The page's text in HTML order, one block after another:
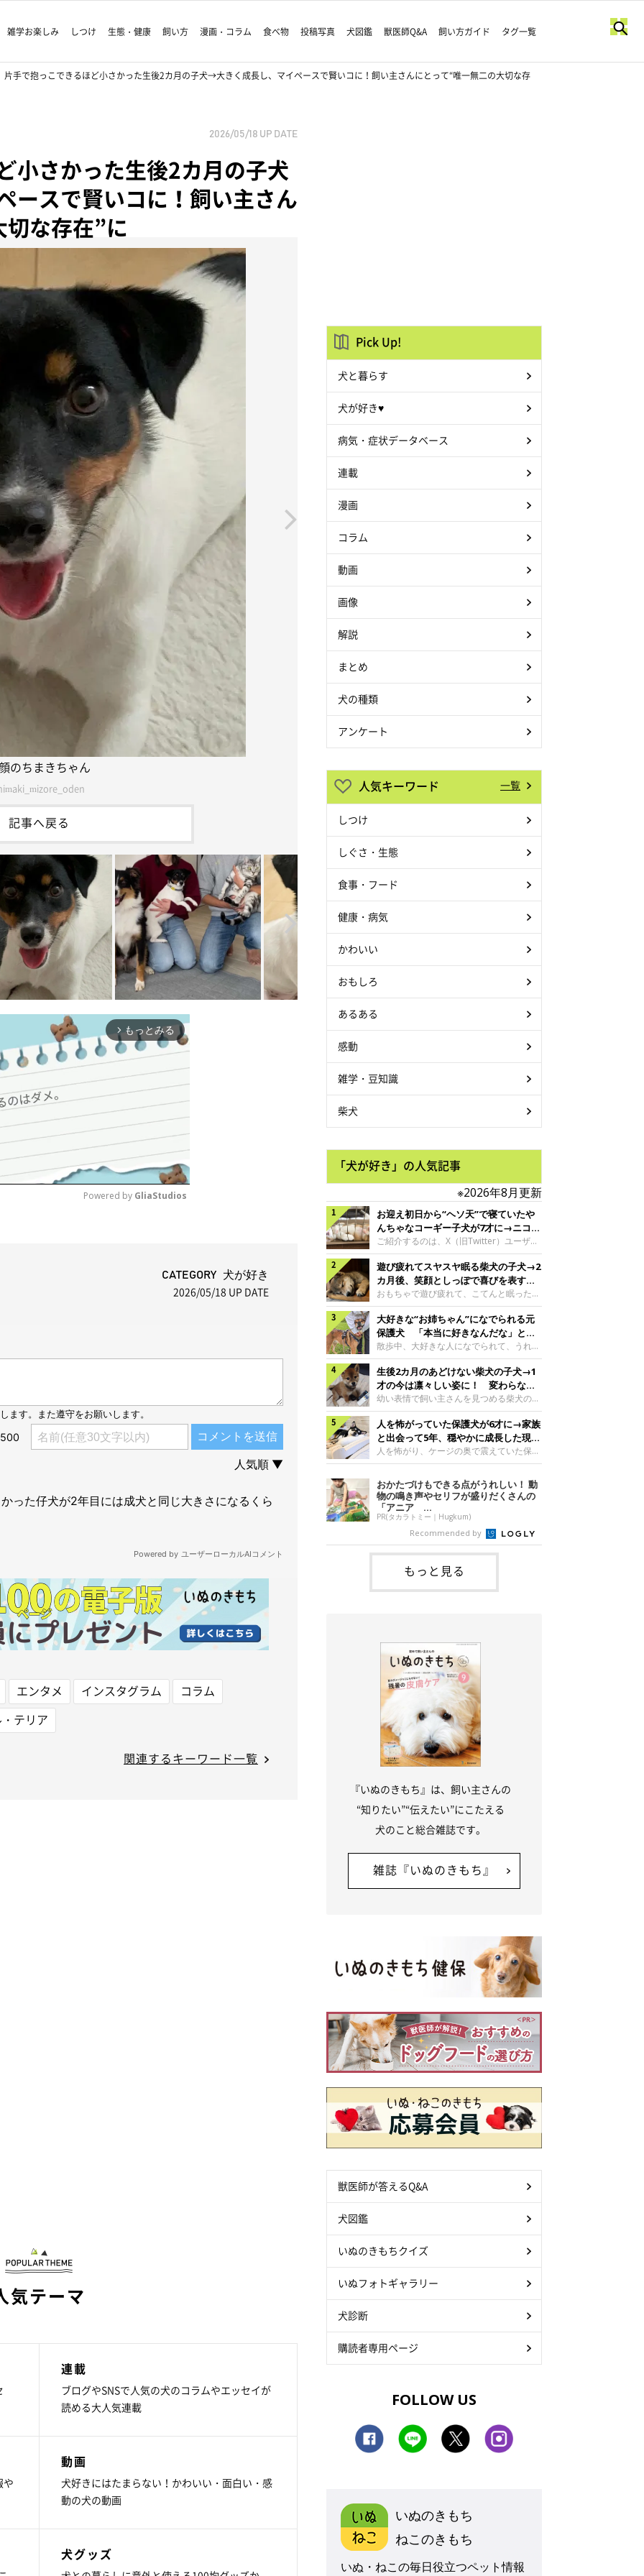
雑学お楽しみ しつけ 生態・健康 飼い方 漫画・コラム 食べ物 投稿写真 犬図鑑 獣医師Q&A 飼い方ガイド タグ一覧
片手で抱っこできるほど小さかった生後2カ月の子犬→大きく成長し、マイペースで賢いコに！飼い主さんにとって“唯一無二の大切な存
2026/05/18 UP DATE
小さかった生後2カ月の子犬
ースで賢いコに！飼い主さん
な存在”に
のちまきちゃん
記事へ戻る
arrow_forward_ios もっとみる
Powered by GliaStudios
CATEGORY 犬が好き
2026/05/18 UP DATE
エンタメ インスタグラム
コラム
テリア
関連するキーワード一覧
気テーマ
連載
ブログやSNSで人気の犬のコラムやエッセイが
読める大人気連載
や
動画
犬好きにはたまらない！かわいい・面白い・感
動の犬の動画
犬グッズ
Pick Up!
犬と暮らす
犬が好き♥
病気・症状データベース
連載
漫画
コラム
動画
画像
解説
まとめ
犬の種類
アンケート
人気キーワード 一覧
しつけ
しぐさ・生態
食事・フード
健康・病気
かわいい
おもしろ
あるある
感動
雑学・豆知識
柴犬
「犬が好き」の人気記事
※2026年8月更新
お迎え初日から“ヘソ天”で寝ていたや
んちゃなコーギー子犬が7才に→ニコニ
コ“コーギースマイル”が魅力のコに成
長！
ご紹介するのは、X（旧Twitter）ユーザー
＠Kus1oKg2vsgdWS2さんの愛犬でウェル
シュ・コーギー・ペンブロークの神楽ちゃ
ん。今年の8月で7才になるという神楽ちゃ
んですが、いったいどんな子犬時代を過ご
したのでしょうか。今回は、神楽ちゃんの
成長を飼い主さんと振り返ります！神楽ち
ゃんの成長について聞いた！お迎えから数
日後の神楽ちゃん（撮影時生後2カ月）＠
Kus1oKg2vsgdWS2――お迎え当初の神楽
ちゃんの様子について教えてください。飼
い主さん： 「お迎え当日から“ヘソ天”で寝
るようなコでし
遊び疲れてスヤスヤ眠る柴犬の子犬→2
カ月後、笑顔としっぽで喜びを表すコ
に成長！
おもちゃで遊び疲れて、こてんと眠った子
犬。あれから2カ月、表情や行動にさまざ
まな変化が見られるようになりました。遊
び疲れて眠る生後2カ月のなっちゃん遊び
疲れた様子のなっちゃん。@Pkndg_紹介
するのは、X（旧Twitter）ユーザー
@Pkndg_さんの愛犬・なっちゃん（取材
時、生後4カ月／柴犬）。こちらの写真
は、なっちゃんが生後2カ月のころに撮影
された一枚です。この日、なっちゃんは家
族と一緒におもちゃで遊んでいました。た
くさん遊んで疲れたのか、その後は眠り始
めたそうです。眠るなっちゃん。
@Pkndg_
大好きな“お姉ちゃん”になでられる元
保護犬 「本当に好きなんだな」と感
じる表情にほっこり
散歩中、大好きな人になでられて、うれし
そうな表情を見せる元保護犬。甘えるよう
な姿に、見ているこちらまでほっこりしま
す。大好きな“お姉ちゃん”に甘える小次郎
くん妹さんになでてもらい、うれしそうな
表情を見せる小次郎くん（2026年6月撮
影）。@mika_Jimmy紹介するのは、X（旧
Twitter）ユーザー@mika_Jimmyさんの愛
犬・小次郎くん（撮影時5才）。こちら
は、飼い主さんの妹さんと一緒に散歩をし
日、飼い主さんは実家から自宅へ帰る途
中、妹さんと公園で待ち合わせ
生後2カ月のあどけない柴犬の子犬→1
才の今は凛々しい姿に！ 変わらない
「くりくりおめめ」にもほっこり
幼い表情で飼い主さんを見つめる柴犬の子
犬。1才を迎えた現在はすっかり成犬らし
くなりましたが、子犬のころから変わらな
いところもあるそうです。家族に迎えたば
かりの小さな慎之介くん生後2カ月の慎之
介くん。@BLACKpurupuru紹介するの
は、X（旧Twitter）ユーザー
@BLACKpurupuruさんの愛犬・慎之介く
ん（取材時1才／柴犬）です。こちらは、
慎之介くんが生後2カ月のころ、家族に迎
えて約2週間後に撮影された一枚。小さな
体とあどけない表情が印象的です。飼い主
さんの夫に抱っこされる慎之介くん。@B
人を怖がっていた保護犬が6才に→家族
と出会って5年、穏やかに成長した現在
の姿にグッとくる
人を怖がり、ケージの奥で震えていた保護
犬。家族と出会って5年、今では笑顔を見
せ、飼い主さんの娘さんにも少しずつ心を
開くようになりました。（写真左から）先
住犬・ライナちゃん、レオナちゃん。
@lina_and_leona紹介するのは、
Instagramユーザー@lina_and_leonaさん
の愛犬・レオナちゃん（取材時6才／柴犬
／写真右）です。穏やかで優しい表情を見
せる今の姿からは想像できませんが、レオ
ナちゃんには悲しい過去があるといいま
す。人が怖くてケージの中で震えていた家
おかたづけもできる点がうれしい！ 動
物の鳴き声やセリフが盛りだくさんの
「アニア ...
PR(タカラトミー｜Hugkum)
Recommended by
もっと見る
『いぬのきもち』は、飼い主さんの
“知りたい”“伝えたい”にこたえる
犬のこと総合雑誌です。
雑誌『いぬのきもち』
獣医師が答えるQ&A
犬図鑑
いぬのきもちクイズ
いぬフォトギャラリー
犬診断
購読者専用ページ
FOLLOW US
いぬのきもち
ねこのきもち
いぬ・ねこの毎日役立つペット情報